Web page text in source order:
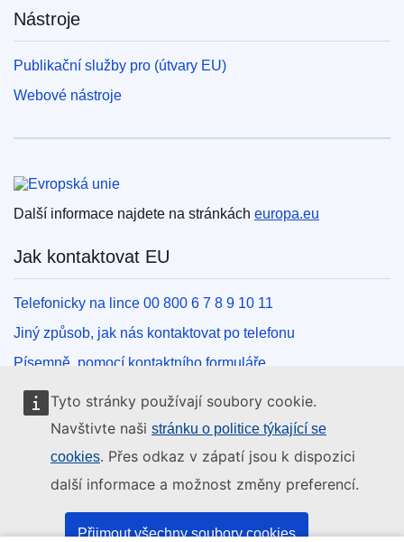
Tyto stránky používají soubory cookie.
Navštivte naši stránku o politice týkající se
cookies. Přes odkaz v zápatí jsou k dispozici
další informace a možnost změny preferencí.
Přijmout všechny soubory cookies
Nástroje
Publikační služby pro (útvary EU)
Webové nástroje
Další informace najdete na stránkách europa.eu
Jak kontaktovat EU
Telefonicky na lince 00 800 6 7 8 9 10 11
Jiný způsob, jak nás kontaktovat po telefonu
Písemně, pomocí kontaktního formuláře
Osobně, v kontaktním místě EU
Vyhledávání informačních kanálů EU v sociálních médiích
Orgány a instituce EU